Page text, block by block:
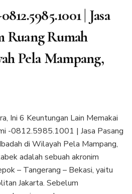
| Jasa
Ruang Rumah
Pela Mampang,
Ini 6 Keuntungan Lain Memakai
-0812.5985.1001 | Jasa Pasang
di Wilayah Pela Mampang,
adalah sebuah akronim
– Tangerang – Bekasi, yaitu
Jakarta. Sebelum